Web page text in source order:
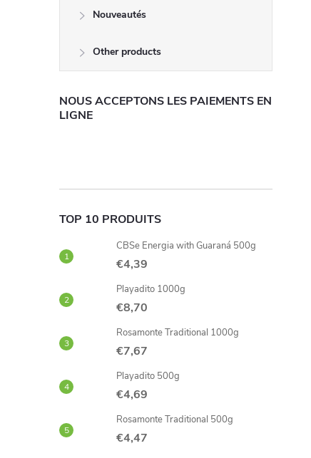
Nouveautés
Other products
NOUS ACCEPTONS LES PAIEMENTS EN
LIGNE
TOP 10 PRODUITS
CBSe Energia with Guaraná 500g
€4,39
Playadito 1000g
€8,70
Rosamonte Traditional 1000g
€7,67
Playadito 500g
€4,69
Rosamonte Traditional 500g
€4,47